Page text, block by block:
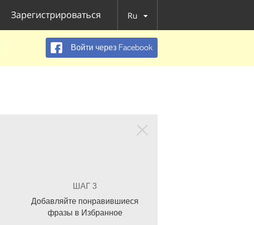
Зарегистрироваться Ru
Войти через Facebook
ШАГ 3
Добавляйте понравившиеся
фразы в Избранное